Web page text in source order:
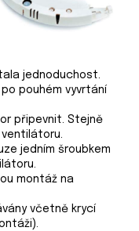
jednoduchost.
pouhém vyvrtání
připevnit. Stejně
jedním šroubkem
montáž na
včetně krycí